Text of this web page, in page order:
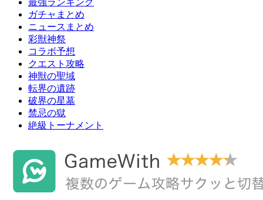
最強ランキング
ガチャまとめ
ニュースまとめ
彩獣神祭
コラボ予想
クエスト攻略
神獣の聖域
転界の遺跡
破界の星墓
禁忌の獄
絶級トーナメント